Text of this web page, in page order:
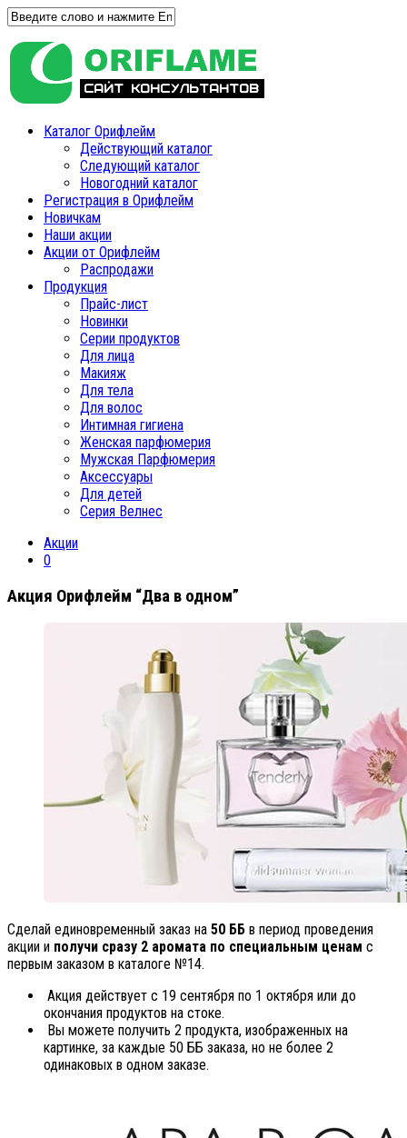
Каталог Орифлейм
Действующий каталог
Следующий каталог
Новогодний каталог
Регистрация в Орифлейм
Новичкам
Наши акции
Акции от Орифлейм
Распродажи
Продукция
Прайс-лист
Новинки
Серии продуктов
Для лица
Макияж
Для тела
Для волос
Интимная гигиена
Женская парфюмерия
Мужская Парфюмерия
Аксессуары
Для детей
Серия Велнес
Акции
0
Акция Орифлейм “Два в одном”
Сделай единовременный заказ на 50 ББ в период проведения
акции и получи сразу 2 аромата по специальным ценам с
первым заказом в каталоге №14.
Акция действует с 19 сентября по 1 октября или до
окончания продуктов на стоке.
Вы можете получить 2 продукта, изображенных на
картинке, за каждые 50 ББ заказа, но не более 2
одинаковых в одном заказе.